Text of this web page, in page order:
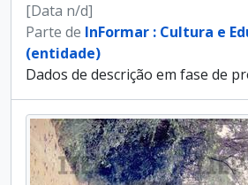
[Data n/d]
Parte de InFormar : Cultura e
(entidade)
Dados de descrição em fase de